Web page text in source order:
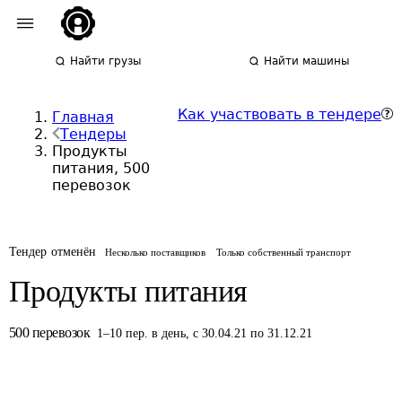
Найти грузы Найти машины
Главная
Тендеры
Продукты
питания, 500
перевозок
Как участвовать в тендере
Тендер отменён Несколько поставщиков Только собственный транспорт
Продукты питания
500 перевозок 1–10 пер. в день,с 30.04.21 по 31.12.21